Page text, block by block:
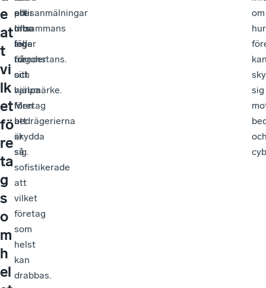
e
at
t
vi
lk
et
fö
re
ta
g
s
o
m
h
el
polisanmälningar
inte
leder
någonstans.
eller
oroa
sig
för
sitt
varumärke.
Men
bedrägerierna
är
så
sofistikerade
att
vilket
företag
som
helst
kan
drabbas.
att
tillsammans
följa
trender
och
hjälpa
företag
att
skydda
sig.
om
hur
sig